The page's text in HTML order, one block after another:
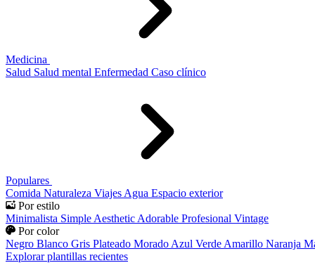
Medicina
Salud Salud mental Enfermedad Caso clínico
Populares
Comida Naturaleza Viajes Agua Espacio exterior
Por estilo
Minimalista Simple Aesthetic Adorable Profesional Vintage
Por color
Negro Blanco Gris Plateado Morado Azul Verde Amarillo Naranja
Explorar plantillas recientes